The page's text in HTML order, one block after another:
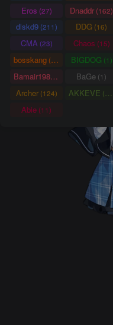
Eros (27) Dnaddr(162)
dlskd9(211) DDG (16)
CMA(23) Chaos (15)
bosskang (85) BIGDOG (1)
Bamair1984(15) BaGe (1)
Archer(124) AKKEVE (114)
Abie (11)